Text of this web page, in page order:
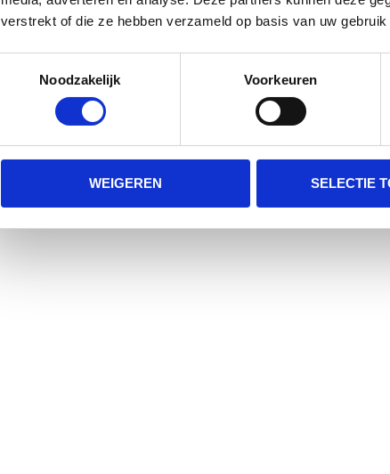
verstrekt of die ze hebben verzameld op basis van uw
Noodzakelijk
Voorkeuren
WEIGEREN SELECTIE